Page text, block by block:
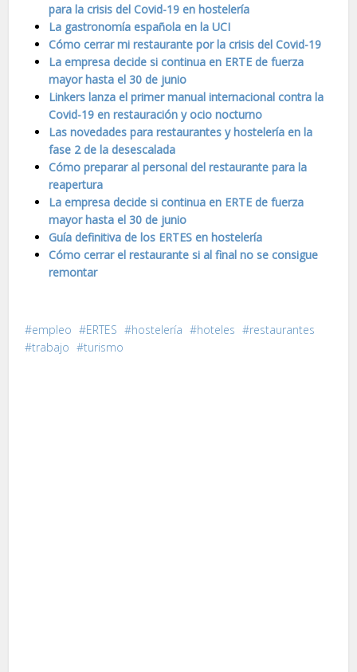
para la crisis del Covid-19 en hostelería
La gastronomía española en la UCI
Cómo cerrar mi restaurante por la crisis del Covid-19
La empresa decide si continua en ERTE de fuerza
mayor hasta el 30 de junio
Linkers lanza el primer manual internacional contra la
Covid-19 en restauración y ocio nocturno
Las novedades para restaurantes y hostelería en la
fase 2 de la desescalada
Cómo preparar al personal del restaurante para la
reapertura
La empresa decide si continua en ERTE de fuerza
mayor hasta el 30 de junio
Guía definitiva de los ERTES en hostelería
Cómo cerrar el restaurante si al final no se consigue
remontar
empleo ERTES hostelería hoteles
restaurantes
trabajo
turismo